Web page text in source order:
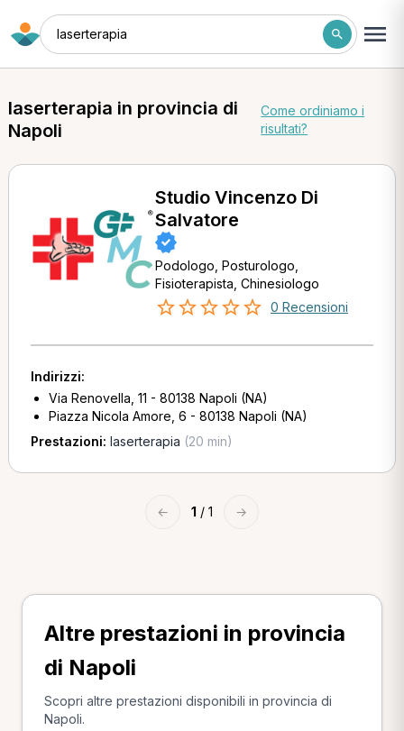
laserterapia
laserterapia in provincia di
Napoli
Come ordiniamo i
risultati?
Studio Vincenzo Di
Salvatore
Podologo, Posturologo,
Fisioterapista, Chinesiologo
0 Recensioni
Indirizzi:
Via Renovella, 11 - 80138 Napoli (NA)
Piazza Nicola Amore, 6 - 80138 Napoli (NA)
Prestazioni: laserterapia (20 min)
← 1 / 1 →
Altre prestazioni in provincia
di Napoli
Scopri altre prestazioni disponibili in provincia di
Napoli.